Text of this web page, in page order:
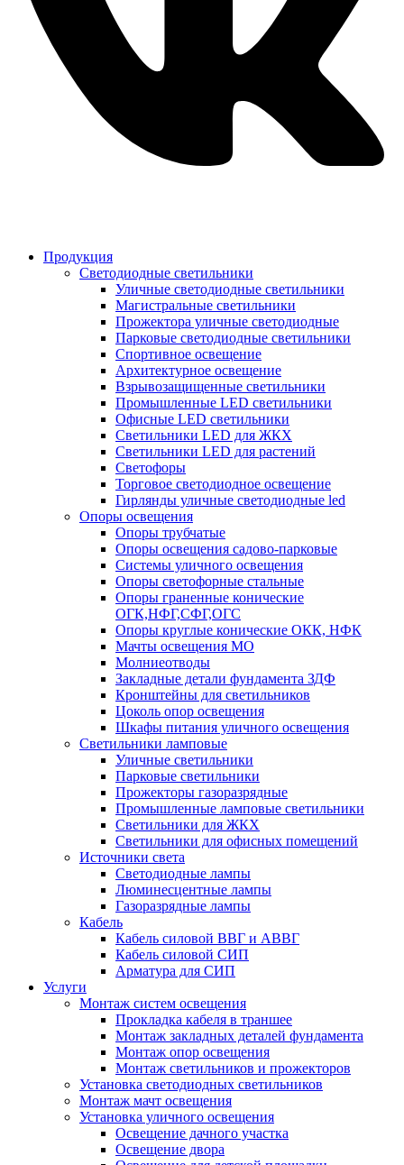
Продукция
Светодиодные светильники
Уличные светодиодные светильники
Магистральные светильники
Прожектора уличные светодиодные
Парковые светодиодные светильники
Спортивное освещение
Архитектурное освещение
Взрывозащищенные светильники
Промышленные LED светильники
Офисные LED светильники
Cветильники LED для ЖКХ
Светильники LED для растений
Светофоры
Торговое светодиодное освещение
Гирлянды уличные светодиодные led
Опоры освещения
Опоры трубчатые
Опоры освещения садово-парковые
Системы уличного освещения
Опоры светофорные стальные
Опоры граненные конические
ОГК,НФГ,СФГ,ОГС
Опоры круглые конические ОКК, НФК
Мачты освещения МО
Молниеотводы
Закладные детали фундамента ЗДФ
Кронштейны для светильников
Цоколь опор освещения
Шкафы питания уличного освещения
Светильники ламповые
Уличные светильники
Парковые светильники
Прожекторы газоразрядные
Промышленные ламповые светильники
Светильники для ЖКХ
Светильники для офисных помещений
Источники света
Светодиодные лампы
Люминесцентные лампы
Газоразрядные лампы
Кабель
Кабель силовой ВВГ и АВВГ
Кабель силовой СИП
Арматура для СИП
Услуги
Монтаж систем освещения
Прокладка кабеля в траншее
Монтаж закладных деталей фундамента
Монтаж опор освещения
Монтаж светильников и прожекторов
Установка светодиодных светильников
Монтаж мачт освещения
Установка уличного освещения
Освещение дачного участка
Освещение двора